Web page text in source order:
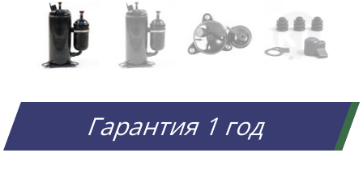
Гарантия 1 год